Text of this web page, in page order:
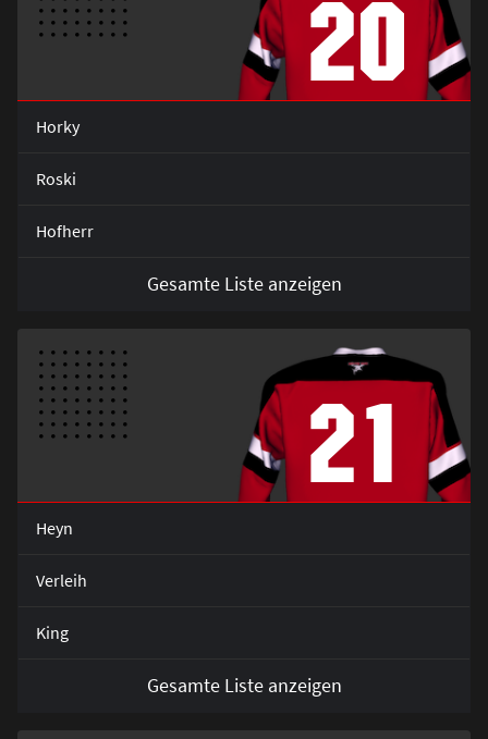
20
Horky
Roski
Hofherr
Gesamte Liste anzeigen
21
Heyn
Verleih
King
Gesamte Liste anzeigen